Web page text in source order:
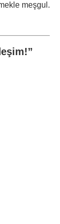
meşgul.